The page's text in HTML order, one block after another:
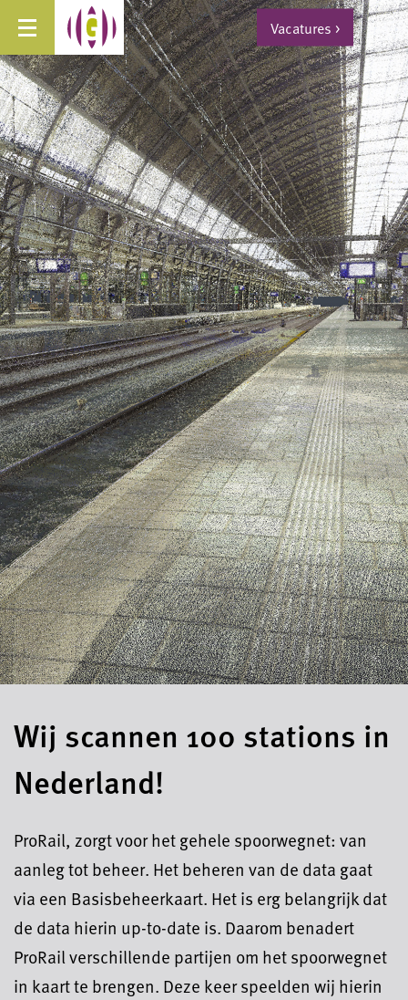
Vacatures >
Wij scannen 100 stations in
Nederland!
ProRail, zorgt voor het gehele spoorwegnet: van
aanleg tot beheer. Het beheren van de data gaat
via een Basisbeheerkaart. Het is erg belangrijk dat
de data hierin up-to-date is. Daarom benadert
ProRail verschillende partijen om het spoorwegnet
in kaart te brengen. Deze keer speelden wij hierin